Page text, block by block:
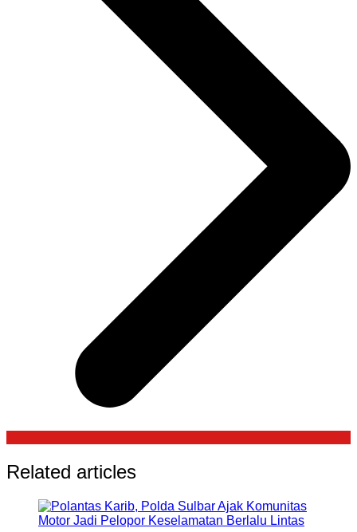
Related articles